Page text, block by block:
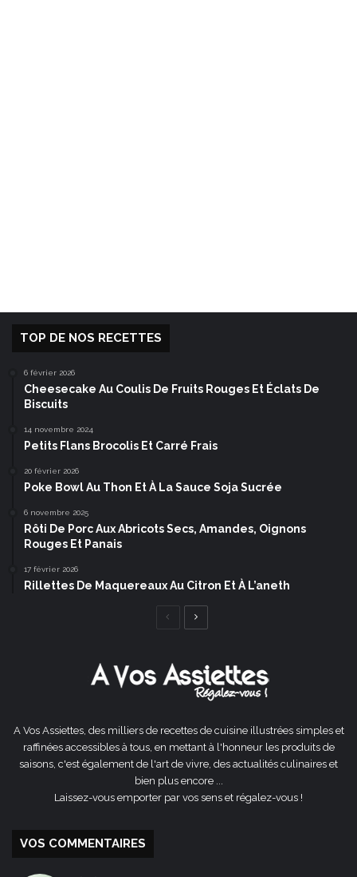
TOP DE NOS RECETTES
6 février 2026
Cheesecake Au Coulis De Fruits Rouges Et Éclats De
Biscuits
14 novembre 2024
Petits Flans Brocolis Et Carré Frais
20 février 2026
Poke Bowl Au Thon Et À La Sauce Soja Sucrée
6 novembre 2025
Rôti De Porc Aux Abricots Secs, Amandes, Oignons
Rouges Et Panais
17 février 2026
Rillettes De Maquereaux Au Citron Et À L’aneth
Page
A Vos Assiettes, des milliers de recettes de cuisine illustrées simples et
raffinées accessibles à tous, en mettant à l'honneur les produits de
saisons, c'est également de l'art de vivre, des actualités culinaires et
bien plus encore ...
Laissez-vous emporter par vos sens et régalez-vous !
VOS COMMENTAIRES